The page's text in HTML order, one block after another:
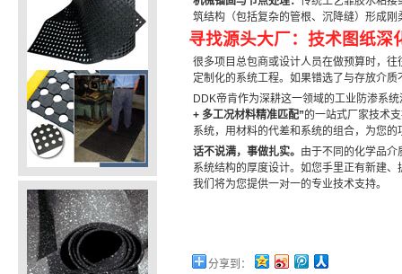
筑结构（包括复杂的管根、沉降缝）形成刚
寻找源头大厂：技术图纸深
很多项目总包商或设计人员在做预算时，
定制化的系统工程。如果错选了与存放介
DDK帝肯作为深耕这一领域的工业防渗系
+ 多工况材料精准匹配”的一站式厂家技术
系统，用材料的代差和系统的组合，为您的
话不说满，事做扎实。 由于不同的化学品
系统结构的厚度设计。如您手里正有新建
我们将为您提供一对一的专业技术支持。
分享到：